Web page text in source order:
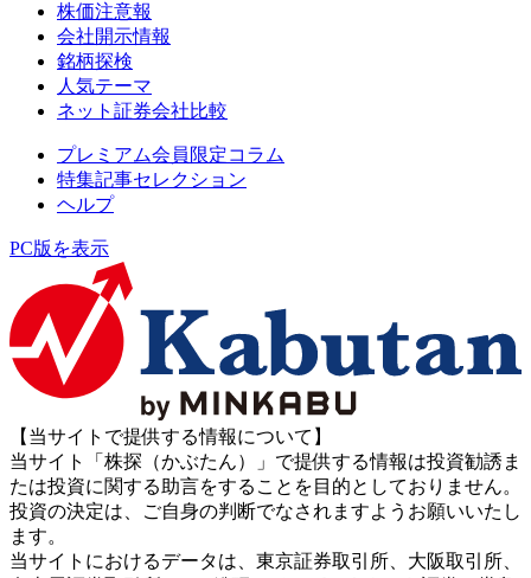
株価注意報
会社開示情報
銘柄探検
人気テーマ
ネット証券会社比較
プレミアム会員限定コラム
特集記事セレクション
ヘルプ
PC版を表示
【当サイトで提供する情報について】
当サイト「株探（かぶたん）」で提供する情報は投資勧誘ま
たは投資に関する助言をすることを目的としておりません。
投資の決定は、ご自身の判断でなされますようお願いいたし
ます。
当サイトにおけるデータは、東京証券取引所、大阪取引所、